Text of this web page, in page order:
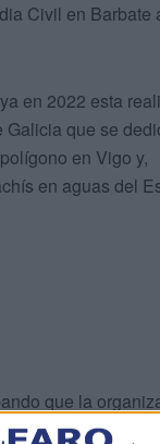
Civil en Barbate
en 2022 esta
que se
en Vigo y,
en aguas del
que la
utilizando